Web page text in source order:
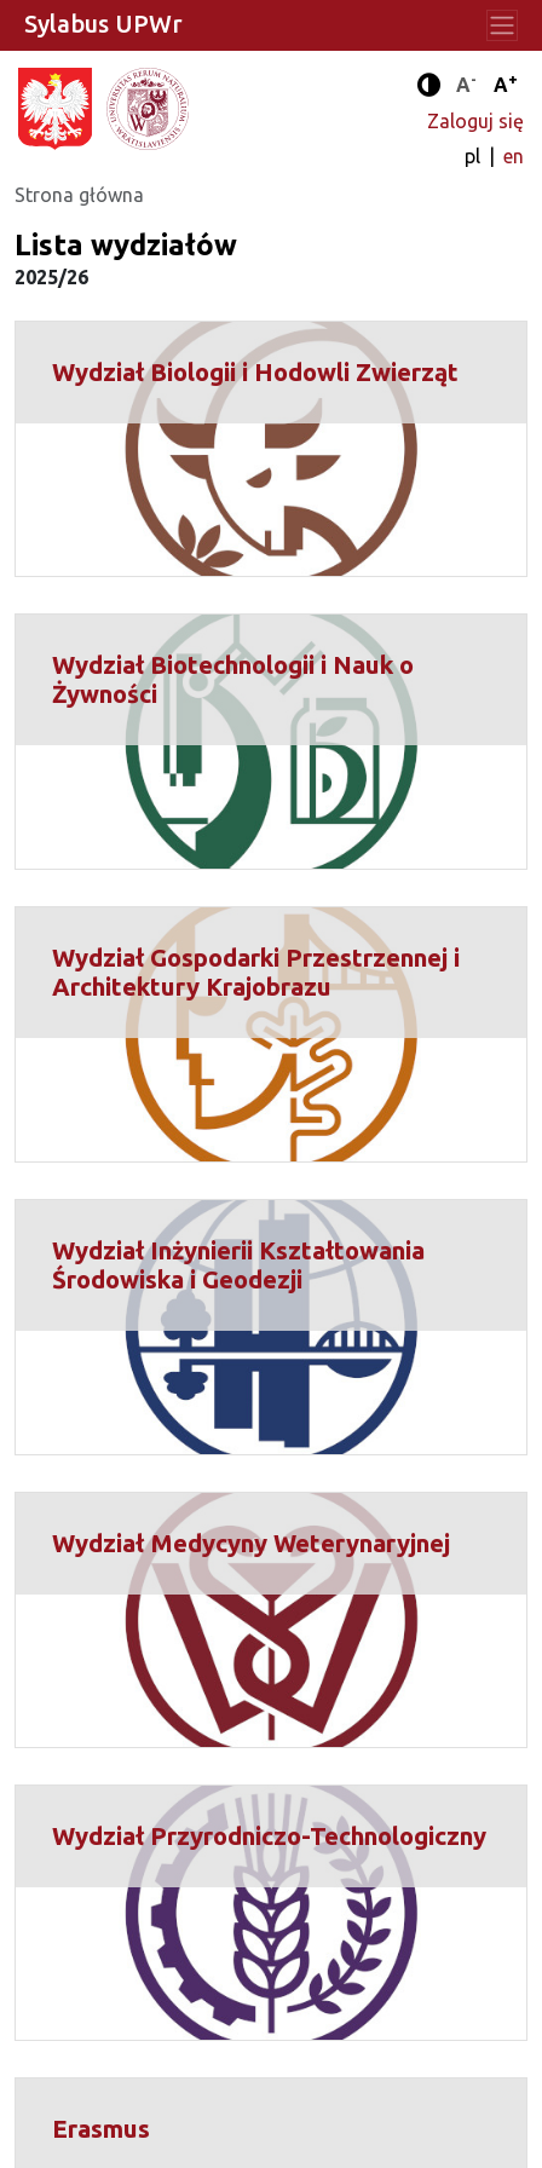
Tryb
A- A+
Zaloguj się
pl
en
Strona główna
Sylabus UPWr
Lista wydziałów
2025/26
Wydział Biologii i Hodowli Zwierząt
Wydział Biotechnologii i Nauk o
Żywności
Wydział Gospodarki Przestrzennej i
Architektury Krajobrazu
Wydział Inżynierii Kształtowania
Środowiska i Geodezji
Wydział Medycyny Weterynaryjnej
Wydział Przyrodniczo-Technologiczny
Erasmus